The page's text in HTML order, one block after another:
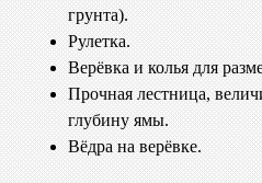
грунта).
Рулетка.
Верёвка и колья для
Прочная лестница,
глубину ямы.
Вёдра на верёвке.